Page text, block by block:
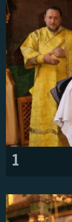
ВІДЕОУРОКИ
СВІДЧЕННЯ
УКРАЇНСЬКА
ІНФОГРАФІКА
Русский
Qırımtatar
ДОЛУЧАЙСЯ!
Усі сайти RFE/
1